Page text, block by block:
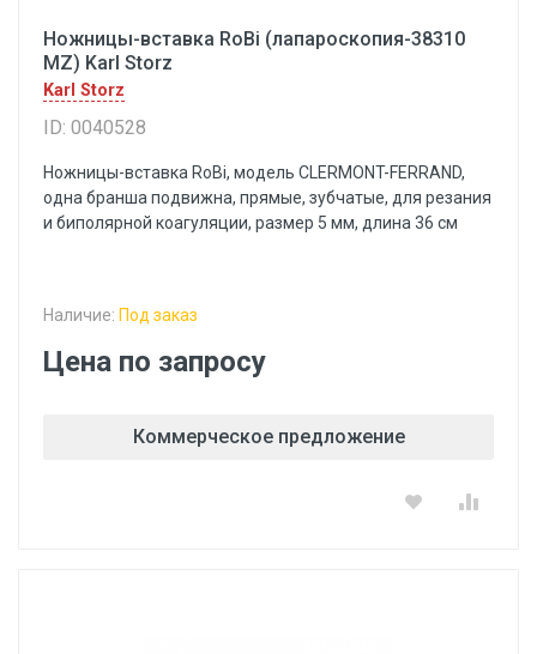
Ножницы-вставка RoBi (лапароскопия-38310
MZ) Karl Storz
Karl Storz
ID: 0040528
Ножницы-вставка RoBi, модель CLERMONT-FERRAND,
одна бранша подвижна, прямые, зубчатые, для резания
и биполярной коагуляции, размер 5 мм, длина 36 см
Наличие: Под заказ
Цена по запросу
Коммерческое предложение